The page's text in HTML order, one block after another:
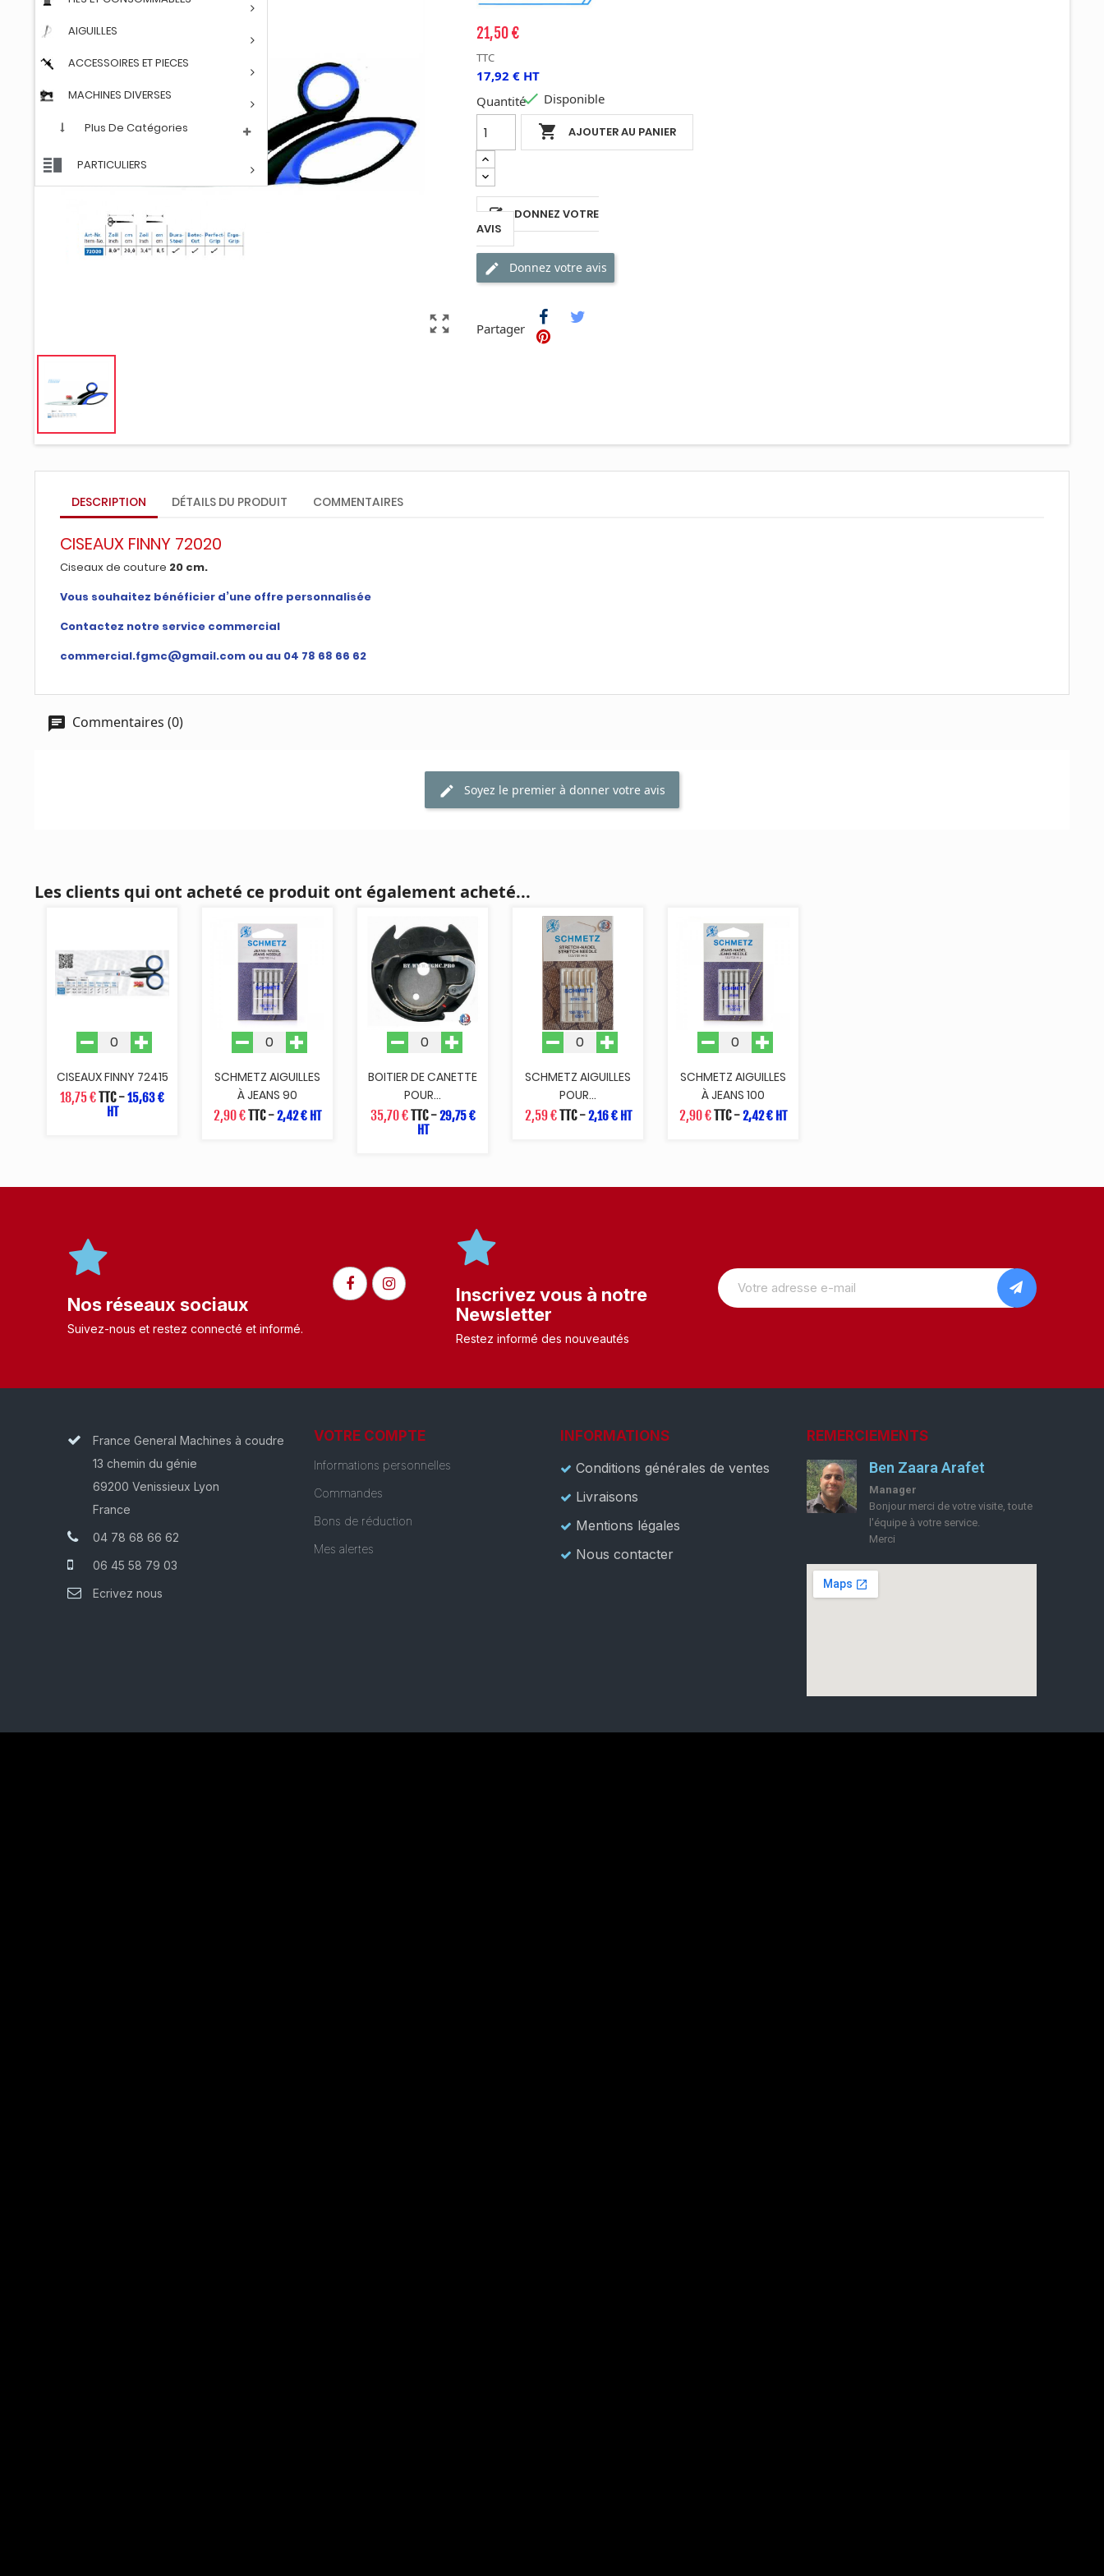
AIGUILLES
ACCESSOIRES ET PIECES
MACHINES DIVERSES
Plus De Catégories
PARTICULIERS
zoom_out_map
21,50 €
TTC
17,92 € HT
Quantité
 AJOUTER AU PANIER
 Disponible
DONNEZ VOTRE
AVIS
Donnez votre avis
Partager
DESCRIPTION DÉTAILS DU PRODUIT COMMENTAIRES
CISEAUX FINNY 72020
Ciseaux de couture 20 cm.
Vous souhaitez bénéficier d’une offre personnalisée
Contactez notre service commercial
commercial.fgmc@gmail.com ou au 04 78 68 66 62
Commentaires (0)
Soyez le premier à donner votre avis
Les clients qui ont acheté ce produit ont également acheté...
CISEAUX FINNY 72415
18,75 €TTC-15,63 €
HT
SCHMETZ AIGUILLES
À JEANS 90
2,90 €TTC-2,42 € HT
BOITIER DE CANETTE
POUR...
35,70 €TTC-29,75 €
HT
SCHMETZ AIGUILLES
POUR...
2,59 €TTC-2,16 € HT
SCHMETZ AIGUILLES
À JEANS 100
2,90 €TTC-2,42 € HT
Nos réseaux sociaux
Suivez-nous et restez connecté et informé.​
Inscrivez vous à notre
Newsletter
Restez informé des nouveautés
France General Machines à coudre
13 chemin du génie
69200 Venissieux Lyon
France
04 78 68 66 62
06 45 58 79 03
Ecrivez nous
VOTRE COMPTE
Informations personnelles
Commandes
Bons de réduction
Mes alertes
INFORMATIONS
Conditions générales de ventes
Livraisons
Mentions légales
Nous contacter
REMERCIEMENTS
Ben Zaara Arafet
Manager
Bonjour merci de votre visite, toute
l'équipe à votre service.
Merci